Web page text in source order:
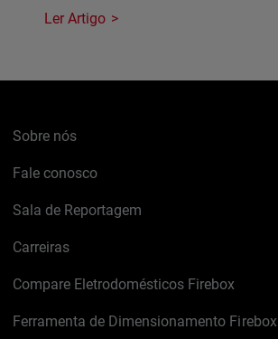
Ler Artigo
Sobre nós
Fale conosco
Sala de Reportagem
Carreiras
Compare Eletrodomésticos Firebox
Ferramenta de Dimensionamento Firebox